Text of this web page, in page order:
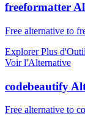
freeformatter
Free alternative to
Explorer Plus
Voir l'Alternative
codebeautify
Free alternative to